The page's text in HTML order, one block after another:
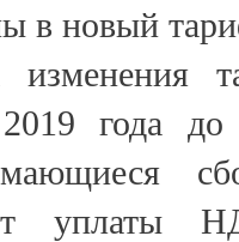
в новый
изменения
года до
уплаты